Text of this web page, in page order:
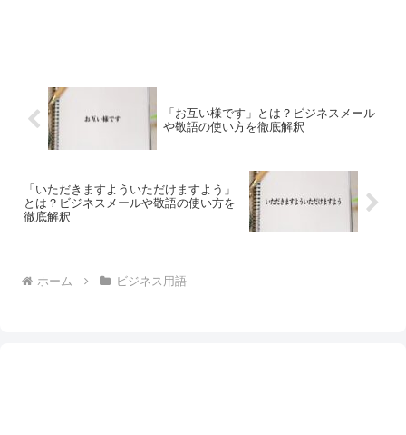
「お互い様です」とは？ビジネスメール
や敬語の使い方を徹底解釈
「いただきますよういただけますよう」
とは？ビジネスメールや敬語の使い方を
徹底解釈
ホーム ビジネス用語